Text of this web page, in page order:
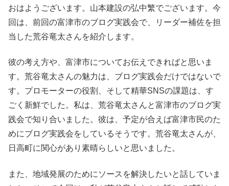
おはようございます。山本建設の弘中繁でございます。今
回は、前回の富津市のブログ実践会で、リーダー補佐を担
当した荒谷竜太さんを紹介します。
彼の考え方や、富津市についてお伝えできればと思いま
す。荒谷竜太さんの魅力は、ブログ実践会だけではないで
す。プロモーターの役割、そして精華SNSの課題は、す
ごく新鮮でした。私は、荒谷竜太さんと富津市のブログ実
践会で知り合いました。彼は、予定が合えば富津市民のた
めにブログ実践会をしているそうです。荒谷竜太さんが、
日高町に関心があり素晴らしいと思いました。
また、地域発展のためにソースを解決したいと話していま